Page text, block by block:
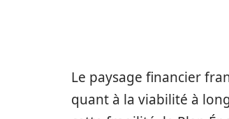
Le paysage financier
quant à la viabilité à